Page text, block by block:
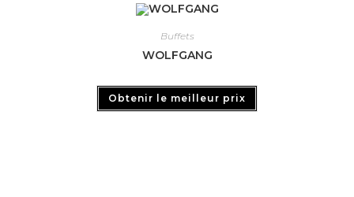
Buffets
WOLFGANG
Obtenir le meilleur prix